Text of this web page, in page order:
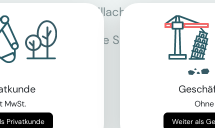
Villach
Alle Standorte
MwSt.
Weiter als Privatkunde Weiter als